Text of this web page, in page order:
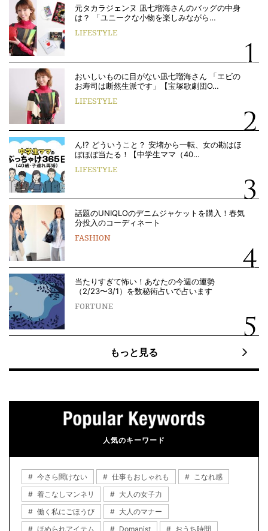
元タカラジェンヌ 凪七瑠海さんのバッグの中身
は？ 「ユニークな小物を楽しみながら…
LIFESTYLE
おいしいものに目がない凪七瑠海さん 「エビの
お寿司は断然生派です」【宝塚歌劇団O…
LIFESTYLE
ん!? どういうこと？ 安堵から一転、女の勘はほ
ぼほぼ当たる！【中学生ママ（40…
LIFESTYLE
話題のUNIQLOのデニムジャケットを購入！春気
分投入のコーディネート
FASHION
当たりすぎて怖い！あなたの今週の運勢
（2/23〜3/1）を数秘術占いで占います
FORTUNE
もっと見る
人気のキーワード
今さら聞けない 仕事もおしゃれも
こなれ感
着こなしマンネリ
大人の女子力
働く私にごほうび
大人のマナー
ほめられアイテム
Domanist おうち時間